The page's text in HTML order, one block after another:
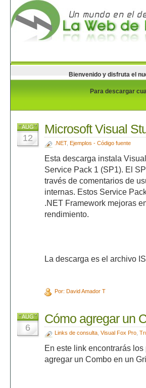
Bienvenido y disfruta el
Para descargar
AUG
12
Microsoft Visual
.NET, Ejemplos - Código fuente
Esta descarga instala
Service Pack 1 (SP1). El
través de comentarios de
internas. Estos Service
.NET Framework mejoras
rendimiento.
La descarga es el archivo
Por: David Amador T
AUG
6
Cómo agregar un
Links de consulta, Visual Fox Pro,
En este link encontrarás
agregar un Combo en un